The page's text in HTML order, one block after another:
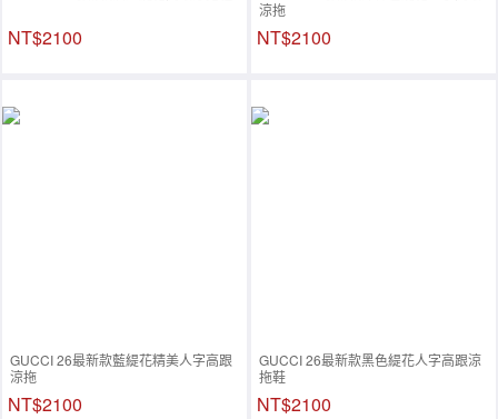
NT$2100
涼拖
NT$2100
GUCCI 26最新款藍緹花精美人字高跟
涼拖
NT$2100
GUCCI 26最新款黑色緹花人字高跟涼
拖鞋
NT$2100